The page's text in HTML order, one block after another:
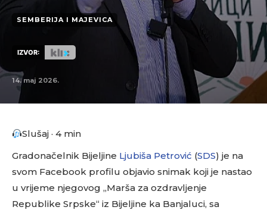
SEMBERIJA I MAJEVICA
IZVOR:
14. maj 2026.
Slušaj · 4 min
Gradonačelnik Bijeljine Ljubiša Petrović (SDS) je na
svom Facebook profilu objavio snimak koji je nastao
u vrijeme njegovog „Marša za ozdravljenje
Republike Srpske“ iz Bijeljine ka Banjaluci, sa